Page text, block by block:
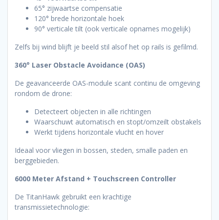
65° zijwaartse compensatie
120° brede horizontale hoek
90° verticale tilt (ook verticale opnames mogelijk)
Zelfs bij wind blijft je beeld stil alsof het op rails is gefilmd.
360° Laser Obstacle Avoidance (OAS)
De geavanceerde OAS-module scant continu de omgeving
rondom de drone:
Detecteert objecten in alle richtingen
Waarschuwt automatisch en stopt/omzeilt obstakels
Werkt tijdens horizontale vlucht en hover
Ideaal voor vliegen in bossen, steden, smalle paden en
berggebieden.
6000 Meter Afstand + Touchscreen Controller
De TitanHawk gebruikt een krachtige
transmissietechnologie: